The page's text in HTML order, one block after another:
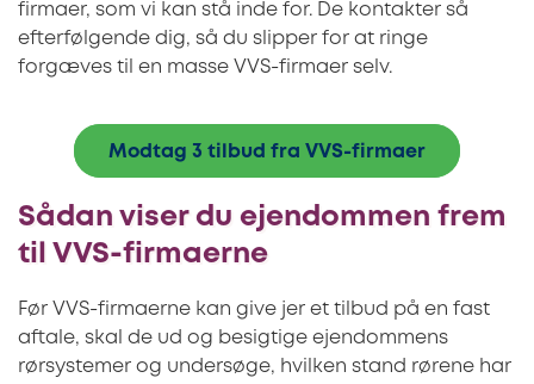
firmaer, som vi kan stå inde for. De kontakter så
efterfølgende dig, så du slipper for at ringe
forgæves til en masse VVS-firmaer selv.
Modtag 3 tilbud fra VVS-firmaer
Sådan viser du ejendommen frem
til VVS-firmaerne
Før VVS-firmaerne kan give jer et tilbud på en fast
aftale, skal de ud og besigtige ejendommens
rørsystemer og undersøge, hvilken stand rørene har